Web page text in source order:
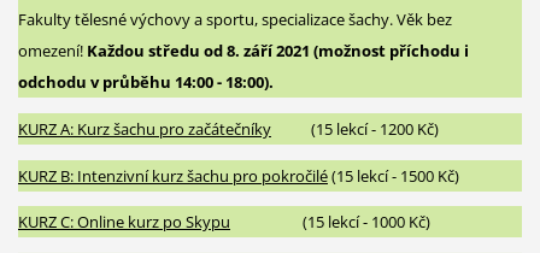
Fakulty tělesné výchovy a sportu, specializace šachy. Věk bez
omezení! Každou středu od 8. září 2021 (možnost příchodu i
odchodu v průběhu 14:00 - 18:00).
KURZ A: Kurz šachu pro začátečníky(15 lekcí - 1200 Kč)
KURZ B: Intenzivní kurz šachu pro pokročilé(15 lekcí - 1500 Kč)
KURZ C: Online kurz po Skypu (15 lekcí - 1000 Kč)